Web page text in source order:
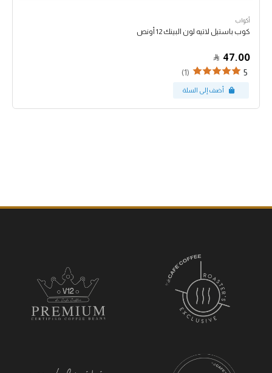
أكواب
كوب باستيل لاتيه لون البينك 12 أونص
47.00
5
(1)